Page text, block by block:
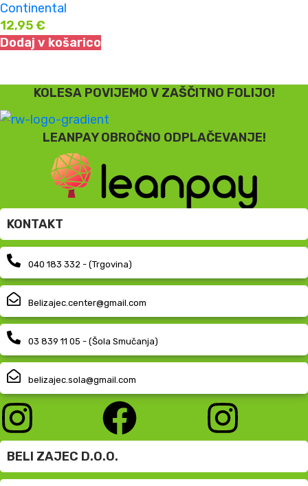
Continental
12,95€
Dodaj v košarico
KOLESA POVIJEMO V ZAŠČITNO FOLIJO!
LEANPAY OBROČNO ODPLAČEVANJE!
KONTAKT
040 183 332 - (Trgovina)
Belizajec.center@gmail.com
03 839 11 05 - (Šola Smučanja)
belizajec.sola@gmail.com
BELI ZAJEC D.O.O.